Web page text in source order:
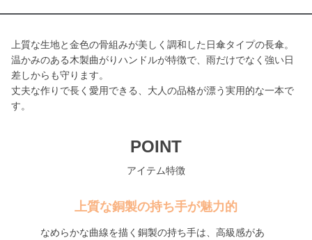
上質な生地と金色の骨組みが美しく調和した日傘タイプの長傘。
温かみのある木製曲がりハンドルが特徴で、雨だけでなく強い日
差しからも守ります。
丈夫な作りで長く愛用できる、大人の品格が漂う実用的な一本で
す。
POINT
アイテム特徴
上質な銅製の持ち手が魅力的
なめらかな曲線を描く銅製の持ち手は、高級感があ